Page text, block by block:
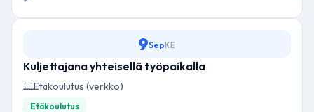
9SepKE
Kuljettajana yhteisellä työpaikalla
Etäkoulutus (verkko)
Etäkoulutus